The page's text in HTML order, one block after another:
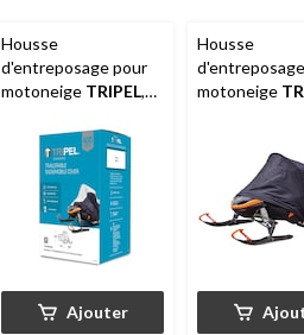
Housse
d'entreposage pour
motoneige TRIPEL,
Ajouter
Housse
motoneige